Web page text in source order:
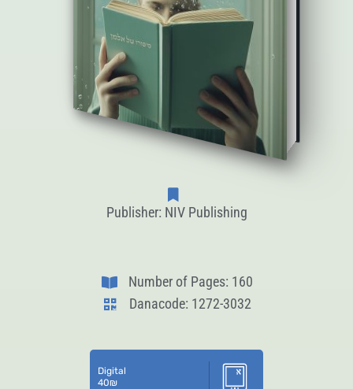
Publisher: NIV Publishing
Number of Pages: 160
Danacode: 1272-3032
Digital
40₪